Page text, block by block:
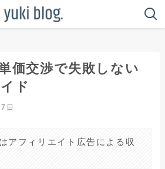
価交渉で失敗しない
ド
日
アフィリエイト広告による収